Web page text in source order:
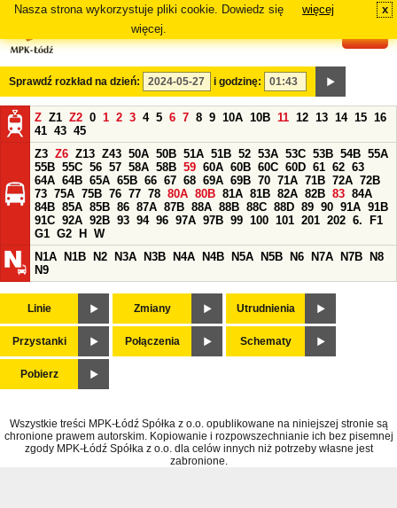
Nasza strona wykorzystuje pliki cookie. Dowiedz się
więcej.
więcej x
Sprawdź rozkład na dzień: i godzinę:
Z Z1 Z2 0 1 2 3 4 5 6 7 8 9 10A 10B 11 12 13 14 15 16
41 43 45
Z3 Z6 Z13 Z43 50A 50B 51A 51B 52 53A 53C 53B 54B 55A
55B 55C 56 57 58A 58B 59 60A 60B 60C 60D 61 62 63
64A 64B 65A 65B 66 67 68 69A 69B 70 71A 71B 72A 72B
73 75A 75B 76 77 78 80A 80B 81A 81B 82A 82B 83 84A
84B 85A 85B 86 87A 87B 88A 88B 88C 88D 89 90 91A 91B
91C 92A 92B 93 94 96 97A 97B 99 100 101 201 202 6.
F1
G1 G2 H
W
N1A
N1B N2 N3A N3B N4A N4B N5A N5B N6 N7A N7B
N8
N9
Linie Zmiany Utrudnienia
Przystanki Połączenia Schematy
Pobierz
Wszystkie treści MPK-Łódź Spółka z o.o. opublikowane na niniejszej stronie są
chronione prawem autorskim. Kopiowanie i rozpowszechnianie ich bez pisemnej
zgody MPK-Łódź Spółka z o.o. dla celów innych niż potrzeby własne jest
zabronione.